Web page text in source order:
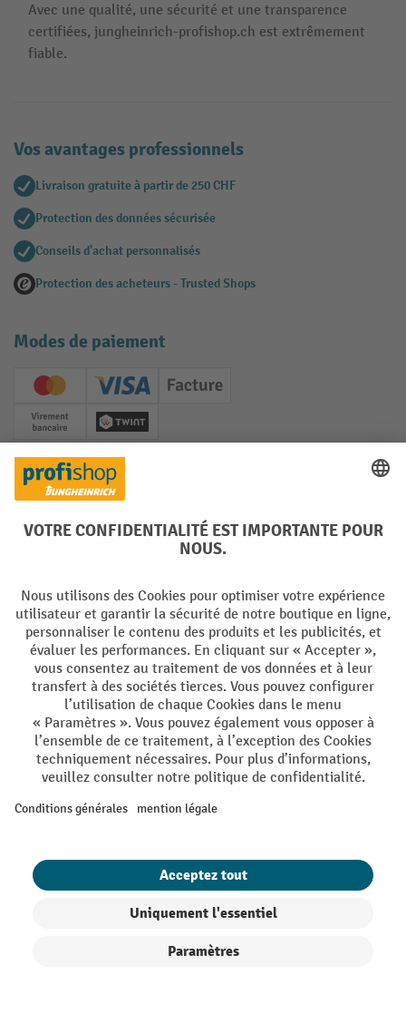
Avec une qualité, une sécurité et une transparence
certifiées, jungheinrich-profishop.ch est extrêmement
fiable.
Vos avantages professionnels
Livraison gratuite à partir de 250 CHF
Protection des données sécurisée
Conseils d'achat personnalisés
Protection des acheteurs - Trusted Shops
Modes de paiement
Creditcard (Master)Creditcard (Visa)
Facture
Paiement anticipé
Twint
Réseaux sociaux
Facebook
YouTube
LinkedIn
Instagram
Langues
DE FR
Conditions générales de vente Mentions Légales
Protection des Données Politique de cookies
All prices excl. VAT plusshipping costsand possible delivery charges,
if not stated otherwise.
avec d'autres réductions en pourcentage ou bons de réduction. | ² Une
réduction unique est offerte lors de la première inscription à la
newsletter. Le bon, valable 10 jours, peut être utilisé en ligne pour
pourcentage de remise varie selon la catégorie de produits, pouvant